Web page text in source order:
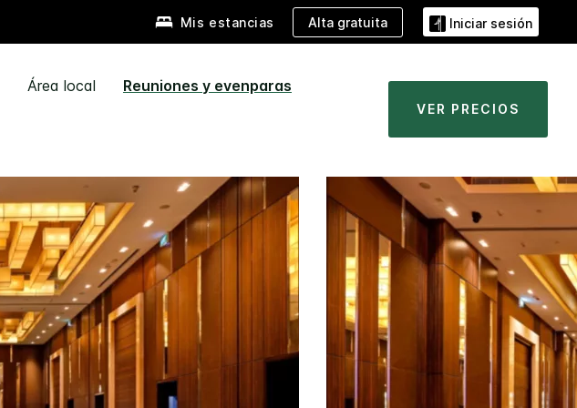
Mis estancias Alta gratuita Iniciar sesión
Área local Reuniones y evenparas
VER PRECIOS